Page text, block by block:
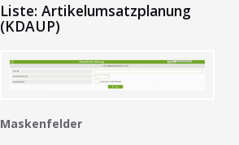
Liste: Artikelumsatzplanung
(KDAUP)
Maskenfelder